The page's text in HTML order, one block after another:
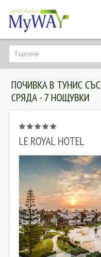
НАЙ-ТЪРСЕНИ
ДЕСТИНАЦИИ
ЕКЗОТИЧНИ ПОЧИВКИ
TAILOR MADE
ЗА НАС
КОНТАКТИ
ПОЧИВКА В ТУНИС
СРЯДА - 7 НОЩУВКИ
LE ROYAL HOTEL